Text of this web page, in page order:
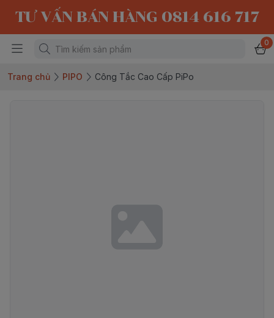
TƯ VẤN BÁN HÀNG 0814 616 717
0
Trang chủ PIPO Công Tắc Cao Cấp PiPo